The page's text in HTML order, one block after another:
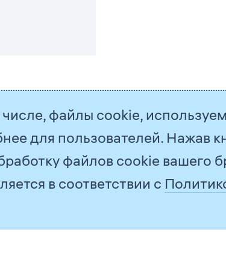
2023
файлы cookie,
для пользователей. Нажав
файлов cookie вашего
в соответствии с